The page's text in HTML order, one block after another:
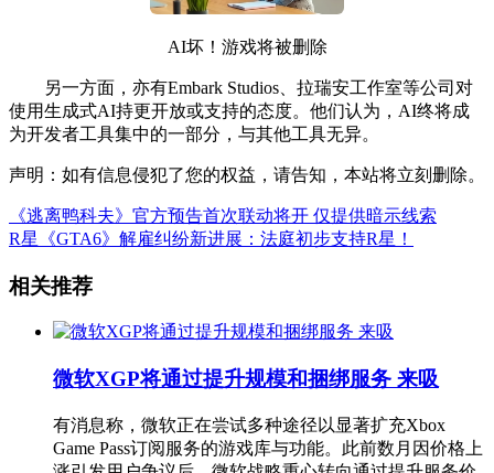
AI坏！游戏将被删除
另一方面，亦有Embark Studios、拉瑞安工作室等公司对
使用生成式AI持更开放或支持的态度。他们认为，AI终将成
为开发者工具集中的一部分，与其他工具无异。
声明：如有信息侵犯了您的权益，请告知，本站将立刻删除。
《逃离鸭科夫》官方预告首次联动将开 仅提供暗示线索
R星《GTA6》解雇纠纷新进展：法庭初步支持R星！
相关推荐
微软XGP将通过提升规模和捆绑服务 来吸
有消息称，微软正在尝试多种途径以显著扩充Xbox
Game Pass订阅服务的游戏库与功能。此前数月因价格上